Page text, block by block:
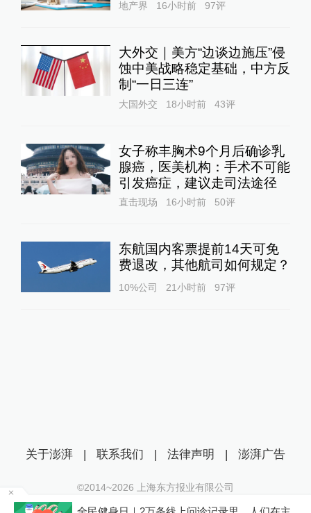
地产界 16小时前 97评
大外交｜美方“边谈边施压”侵
蚀中美战略稳定基础，中方反
制“一日三连”
大国外交 18小时前 43评
女子称丰胸术9个月后确诊乳
腺癌，医美机构：手术不可能
引发癌症，建议走司法途径
直击现场 16小时前 50评
东航国内客票提前14天可免
费退改，其他航司如何规定？
10%公司 21小时前 97评
关于澎湃 | 联系我们 | 法律声明 | 澎湃广告
©2014~2026 上海东方报业有限公司
沪ICP证：沪B2-20170116 | 沪ICP备14003370号